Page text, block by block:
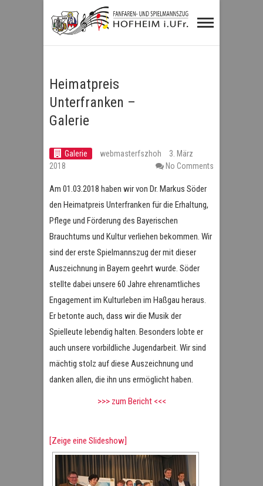
Fanfaren- und
Spielmannszug
Heimatpreis
Unterfranken –
Galerie
Galerie webmasterfszhoh
3. März
2018
No Comments
Am 01.03.2018 haben wir von Dr. Markus Söder
den Heimatpreis Unterfranken für die Erhaltung,
Pflege und Förderung des Bayerischen
Brauchtums und Kultur verliehen bekommen. Wir
sind der erste Spielmannszug der mit dieser
Auszeichnung in Bayern geehrt wurde. Söder
stellte dabei unsere 60 Jahre ehrenamtliches
Engagement im Kulturleben im Haßgau heraus.
Er betonte auch, dass wir die Musik der
Spielleute lebendig halten. Besonders lobte er
auch unsere vorbildliche Jugendarbeit. Wir sind
mächtig stolz auf diese Auszeichnung und
danken allen, die ihn uns ermöglicht haben.
>>> zum Bericht <<<
[Zeige eine Slideshow]